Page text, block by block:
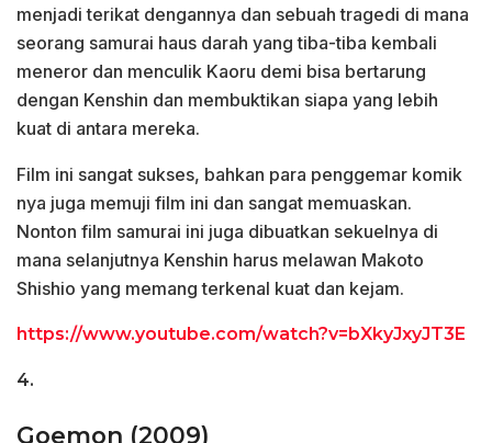
menjadi terikat dengannya dan sebuah tragedi di mana
seorang samurai haus darah yang tiba-tiba kembali
meneror dan menculik Kaoru demi bisa bertarung
dengan Kenshin dan membuktikan siapa yang lebih
kuat di antara mereka.
Film ini sangat sukses, bahkan para penggemar komik
nya juga memuji film ini dan sangat memuaskan.
Nonton film samurai ini juga dibuatkan sekuelnya di
mana selanjutnya Kenshin harus melawan Makoto
Shishio yang memang terkenal kuat dan kejam.
https://www.youtube.com/watch?v=bXkyJxyJT3E
4.
Goemon (2009)